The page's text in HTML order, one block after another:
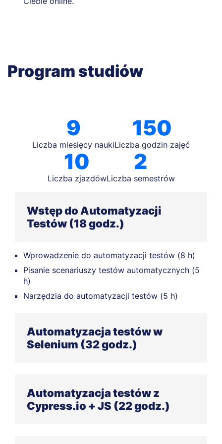
Program studiów
9
Liczba miesięcy nauki
150
Liczba godzin zajęć
10
Liczba zjazdów
2
Liczba semestrów
Wstęp do Automatyzacji
Testów (18 godz.)
Wprowadzenie do automatyzacji testów (8 h)
Pisanie scenariuszy testów automatycznych (5
h)
Narzędzia do automatyzacji testów (5 h)
Automatyzacja testów w
Selenium (32 godz.)
oraz podstawy pisania testów automatycznych
(12 h)
Selenium Webdriver, selektory, narzędzia:
Automatyzacja testów z
Cypress.io + JS (22 godz.)